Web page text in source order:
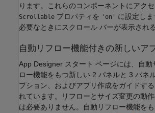
ります。これらのコンポーネントにアク
Scrollable プロパティを 'on' に設定しま
必要なときにスクロール バーが表示され
自動リフロー機能付きの新しいア
App Designer スタート ページには、自動
ロー機能をもつ新しい 2 パネルと 3 パネ
プション、およびアプリ作成をガイドす
れています。リフローとサイズ変更の動
は必要ありません。自動リフロー機能を